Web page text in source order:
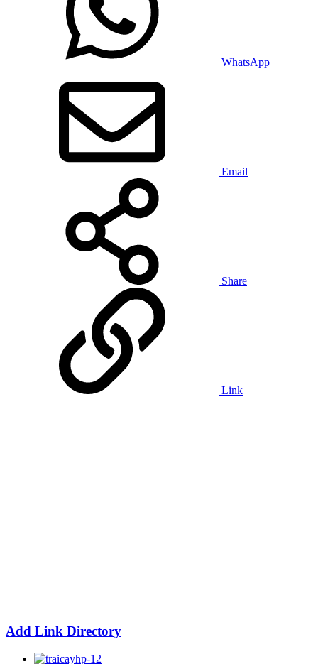
WhatsApp
Email
Share
Link
Add Link Directory